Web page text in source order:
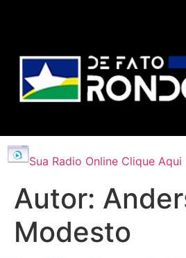
Sua Radio Online Clique Aqui
Autor:
Modesto